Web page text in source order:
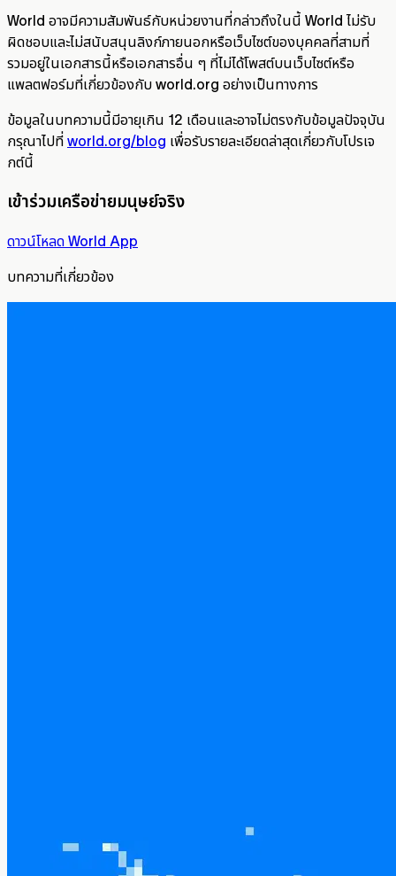
World อาจมีความสัมพันธ์กับหน่วยงานที่กล่าวถึงในนี้ World ไม่รับ
ผิดชอบและไม่สนับสนุนลิงก์ภายนอกหรือเว็บไซต์ของบุคคลที่สามที่
รวมอยู่ในเอกสารนี้หรือเอกสารอื่น ๆ ที่ไม่ได้โพสต์บนเว็บไซต์หรือ
แพลตฟอร์มที่เกี่ยวข้องกับ world.org อย่างเป็นทางการ
ข้อมูลในบทความนี้มีอายุเกิน 12 เดือนและอาจไม่ตรงกับข้อมูลปัจจุบัน
กรุณาไปที่ world.org/blog เพื่อรับรายละเอียดล่าสุดเกี่ยวกับโปรเจ
กต์นี้
เข้าร่วมเครือข่ายมนุษย์จริง
ดาวน์โหลด World App
บทความที่เกี่ยวข้อง